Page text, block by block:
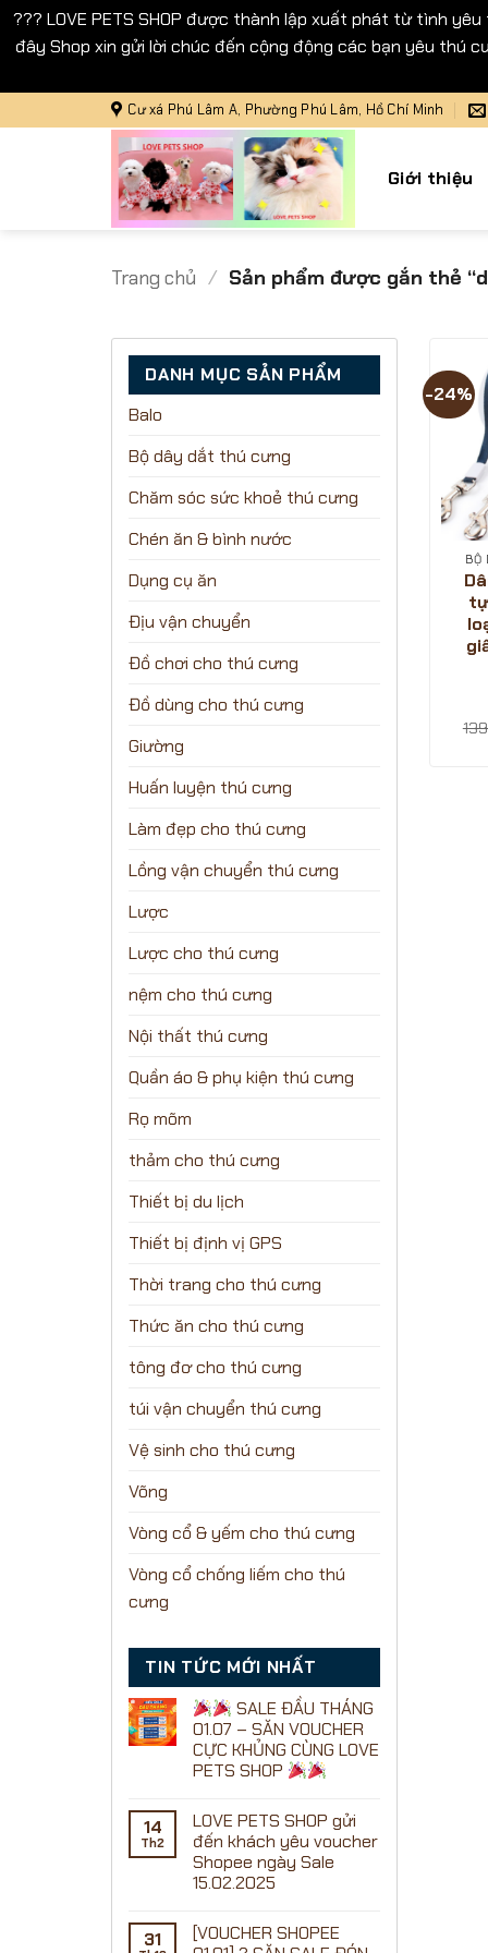
??? LOVE PETS SHOP được thành lập xuất phát từ tình
đây Shop xin gửi lời chúc đến cộng động các bạn yêu thú
qua
Cư xá Phú Lâm A, Phường Phú Lâm, Hồ Chí Minh
Giới thiệu
Trang chủ / Sản phẩm được gắn thẻ
DANH MỤC SẢN PHẨM
Balo
Bộ dây dắt thú cưng
Chăm sóc sức khoẻ thú cưng
Chén ăn & bình nước
Dụng cụ ăn
Địu vận chuyển
Đồ chơi cho thú cưng
Đồ dùng cho thú cưng
Giường
Huấn luyện thú cưng
Làm đẹp cho thú cưng
Lồng vận chuyển thú cưng
Lược
Lược cho thú cưng
nệm cho thú cưng
Nội thất thú cưng
Quần áo & phụ kiện thú cưng
Rọ mõm
thảm cho thú cưng
Thiết bị du lịch
Thiết bị định vị GPS
Thời trang cho thú cưng
Thức ăn cho thú cưng
tông đơ cho thú cưng
túi vận chuyển thú cưng
Vệ sinh cho thú cưng
Võng
Vòng cổ & yếm cho thú cưng
Vòng cổ chống liếm cho thú
cưng
TIN TỨC MỚI NHẤT
SALE ĐẦU THÁNG
01.07 – SĂN VOUCHER
CỰC KHỦNG CÙNG LOVE
PETS SHOP
bình
luận
ở
SALE
01.07
–
14
Th2
LOVE PETS SHOP gửi
đến khách yêu voucher
Shopee ngày Sale
15.02.2025
bình
luận
31
[VOUCHER SHOPEE
-24%
BỘ